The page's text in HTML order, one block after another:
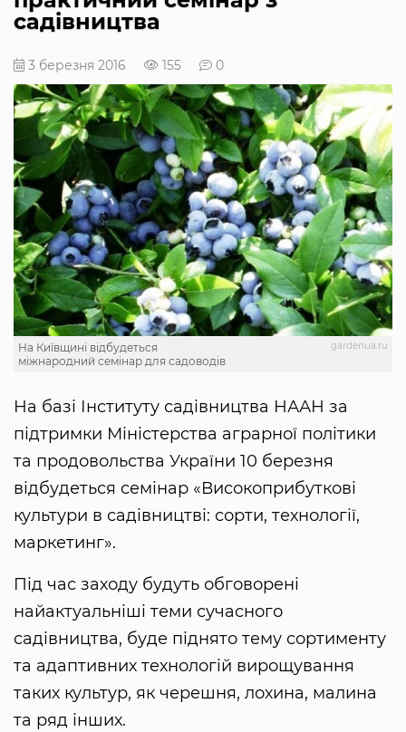
садівництва
3 березня 2016 155 0
gardenua.ru
На Київщині відбудеться
міжнародний семінар для садоводів
На базі Інституту садівництва НААН за
підтримки Міністерства аграрної політики
та продовольства України 10 березня
відбудеться семінар «Високоприбуткові
культури в садівництві: сорти, технології,
маркетинг».
Під час заходу будуть обговорені
найактуальніші теми сучасного
садівництва, буде піднято тему сортименту
та адаптивних технологій вирощування
таких культур, як черешня, лохина, малина
та ряд інших.